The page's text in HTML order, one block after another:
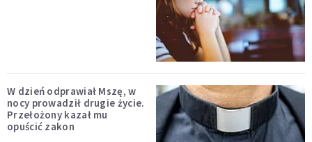
W dzień odprawiał Mszę, w
nocy prowadził drugie życie.
Przełożony kazał mu
opuścić zakon